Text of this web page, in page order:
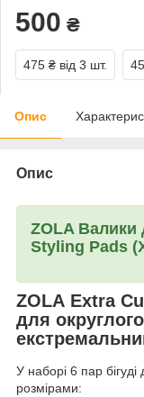
500 ₴
475 ₴ від 3 шт.
Опис
Опис
ZOLA Валики
Styling Pads
ZOLA Extra
для
У наборі 6 пар
розмірами: